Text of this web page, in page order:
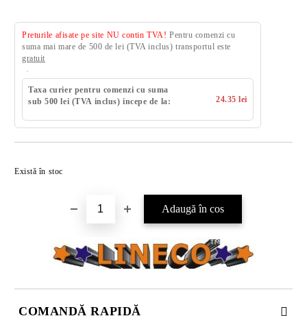
Preturile afisate pe site NU contin TVA! Pentru comenzi cu
suma mai mare de 500 de lei (TVA inclus) transportul este
gratuit
Taxa curier pentru comenzi cu suma
sub 500 lei (TVA inclus) incepe de la:
24.35 lei
Există în stoc
COMANDĂ RAPIDĂ